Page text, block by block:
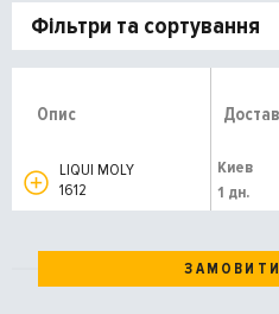
Фільтри та сортування
Опис
LIQUI MOLY
1612
Киев
1 дн.
ЗАМОВИТИ